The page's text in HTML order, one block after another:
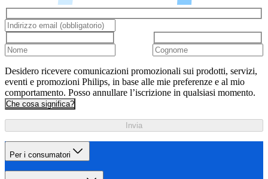
Desidero ricevere comunicazioni promozionali sui prodotti, servizi,
eventi e promozioni Philips, in base alle mie preferenze e al mio
comportamento. Posso annullare l’iscrizione in qualsiasi momento.
Che cosa significa?
Invia
Per i consumatori